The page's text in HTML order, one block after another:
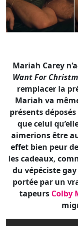
Mariah Carey
Want For
remplacer la
Mariah va
présents
que celui
aimerions être
effet bien peur
les cadeaux,
du vépéciste
portée par un
tapeurs Colby